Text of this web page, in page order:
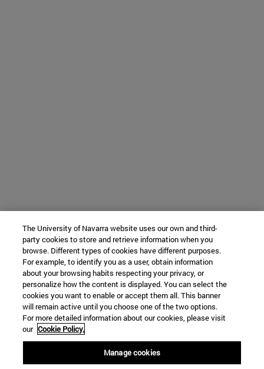
The University of Navarra website uses our own and third-
party cookies to store and retrieve information when you
browse. Different types of cookies have different purposes.
For example, to identify you as a user, obtain information
about your browsing habits respecting your privacy, or
personalize how the content is displayed. You can select the
cookies you want to enable or accept them all. This banner
will remain active until you choose one of the two options.
For more detailed information about our cookies, please visit
our Cookie Policy.
Manage cookies